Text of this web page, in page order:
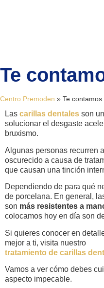
Te
Centro Premoden » Te
Las carillas dentales son
solucionar el desgaste
bruxismo.
Algunas personas recurren
oscurecido a causa de
que causan una tinción
Dependiendo de para qué
de porcelana. En general,
son más resistentes a
colocamos hoy en día son
Si quieres conocer en
mejor a ti, visita nuestro
tratamiento de carillas
Vamos a ver cómo debes
aspecto impecable.